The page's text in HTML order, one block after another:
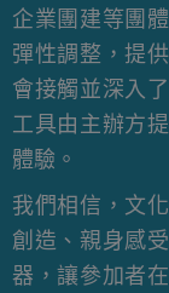
企業團建等團
彈性調整，提
會接觸並深入
工具由主辦方
體驗。
我們相信，文
創造、親身感
器，讓參加者